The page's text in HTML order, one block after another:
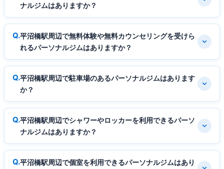
ナルジムはありますか？
平沼橋駅周辺で無料体験や無料カウンセリングを受けら
れるパーソナルジムはありますか？
平沼橋駅周辺で駐車場のあるパーソナルジムはあります
か？
平沼橋駅周辺でシャワーやロッカーを利用できるパーソ
ナルジムはありますか？
平沼橋駅周辺で個室を利用できるパーソナルジムはあり